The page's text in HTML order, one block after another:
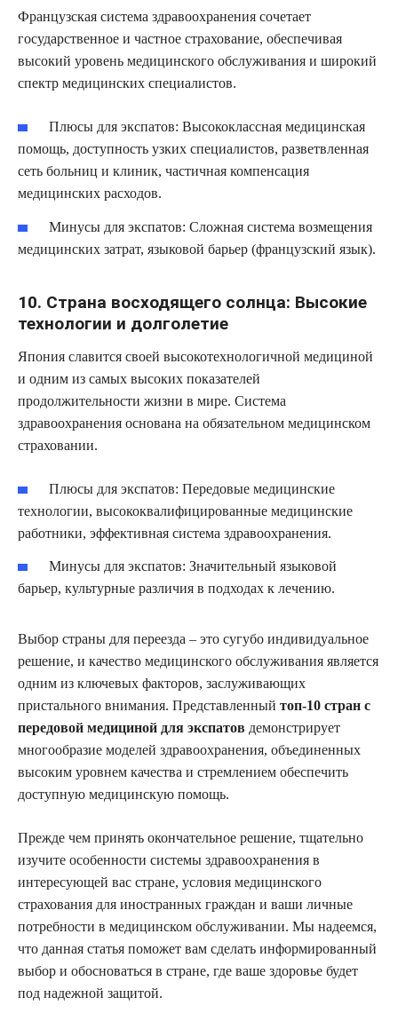
Французская система здравоохранения сочетает
государственное и частное страхование, обеспечивая
высокий уровень медицинского обслуживания и широкий
спектр медицинских специалистов.
Плюсы для экспатов: Высококлассная медицинская
помощь, доступность узких специалистов, разветвленная
сеть больниц и клиник, частичная компенсация
медицинских расходов.
Минусы для экспатов: Сложная система возмещения
медицинских затрат, языковой барьер (французский язык).
10. Страна восходящего солнца: Высокие
технологии и долголетие
Япония славится своей высокотехнологичной медициной
и одним из самых высоких показателей
продолжительности жизни в мире. Система
здравоохранения основана на обязательном медицинском
страховании.
Плюсы для экспатов: Передовые медицинские
технологии, высококвалифицированные медицинские
работники, эффективная система здравоохранения.
Минусы для экспатов: Значительный языковой
барьер, культурные различия в подходах к лечению.
Выбор страны для переезда – это сугубо индивидуальное
решение, и качество медицинского обслуживания является
одним из ключевых факторов, заслуживающих
пристального внимания. Представленный топ-10 стран с
передовой медициной для экспатов демонстрирует
многообразие моделей здравоохранения, объединенных
высоким уровнем качества и стремлением обеспечить
доступную медицинскую помощь.
Прежде чем принять окончательное решение, тщательно
изучите особенности системы здравоохранения в
интересующей вас стране, условия медицинского
страхования для иностранных граждан и ваши личные
потребности в медицинском обслуживании. Мы надеемся,
что данная статья поможет вам сделать информированный
выбор и обосноваться в стране, где ваше здоровье будет
под надежной защитой.